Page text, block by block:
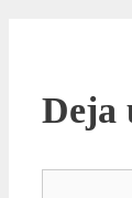
Deja